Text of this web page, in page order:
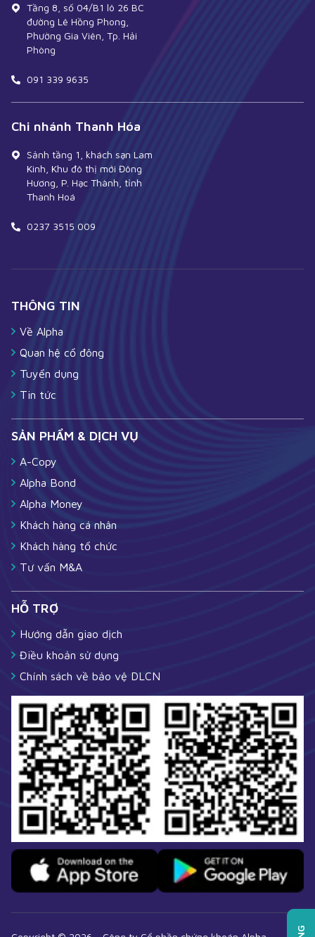
Tầng 8, số 04/B1 lô 26 BC
đường Lê Hồng Phong,
Phường Gia Viên, Tp. Hải
Phòng
091 339 9635
Chi nhánh Thanh Hóa
Sảnh tầng 1, khách sạn Lam
Kinh, Khu đô thị mới Đông
Hương, P. Hạc Thành, tỉnh
Thanh Hoá
0237 3515 009
THÔNG TIN
Về Alpha
Quan hệ cổ đông
Tuyển dụng
Tin tức
SẢN PHẨM & DỊCH VỤ
A-Copy
Alpha Bond
Alpha Money
Khách hàng cá nhân
Khách hàng tổ chức
Tư vấn M&A
HỖ TRỢ
Hướng dẫn giao dịch
Điều khoản sử dụng
Chính sách về bảo vệ DLCN